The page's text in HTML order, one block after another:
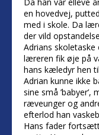
en hovedvej,
med i skole. Da
der vild
Adrians
læreren fik øje på
hans kæledyr hen
Adrian kunne ikke
sine små
ræveunger og
efterlod han
Hans fader